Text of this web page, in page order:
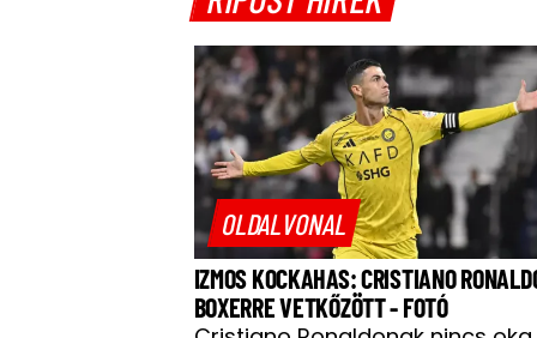
OLDALVONAL
IZMOS KOCKAHAS: CRISTIANO
BOXERRE VETKŐZÖTT - FOTÓ